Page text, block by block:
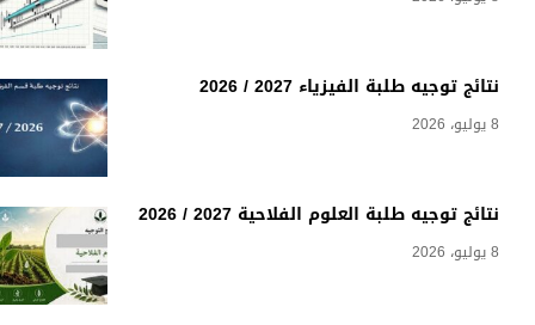
نتائج توجيه طلبة الفيزياء 2027 / 2026
8 يوليو، 2026
نتائج توجيه طلبة العلوم الفلاحية 2027 / 2026
8 يوليو، 2026